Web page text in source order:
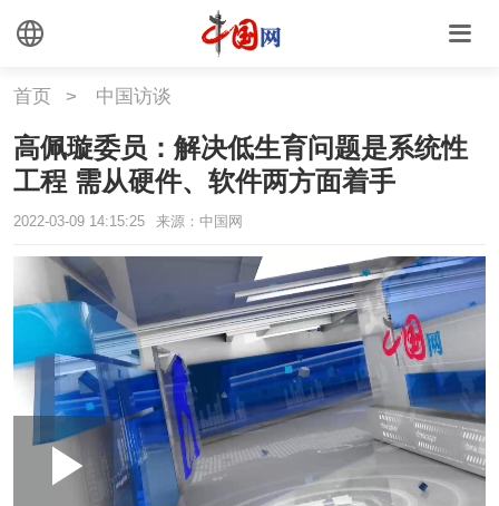
首页 > 中国访谈
高佩璇委员：解决低生育问题是系统性
工程 需从硬件、软件两方面着手
2022-03-09 14:15:25 来源：中国网
Play
Mute
Picture-
--:--